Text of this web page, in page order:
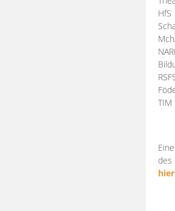
HfS
des
hier